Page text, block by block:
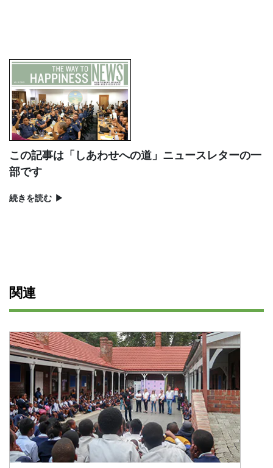
この記事は「しあわせへの道」ニュースレターの一
部です
続きを読む ▶
関連